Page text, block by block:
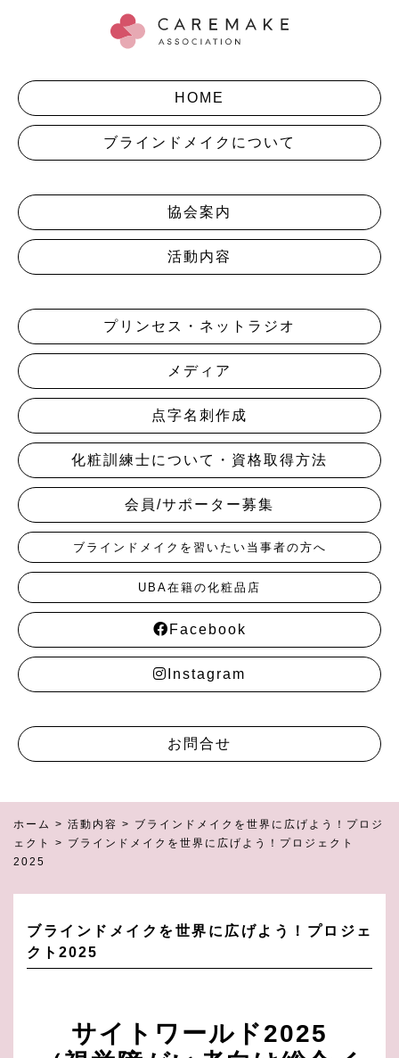
HOME
ブラインドメイクについて
協会案内
活動内容
プリンセス・ネットラジオ
メディア
点字名刺作成
化粧訓練士について・資格取得方法
会員/サポーター募集
ブラインドメイクを習いたい当事者の方へ
UBA在籍の化粧品店
Facebook
Instagram
お問合せ
ホーム > 活動内容 > ブラインドメイクを世界に広げよう！プロジ
ェクト
> ブラインドメイクを世界に広げよう！プロジェクト
2025
ブラインドメイクを世界に広げよう！プロジェ
クト2025
サイトワールド2025